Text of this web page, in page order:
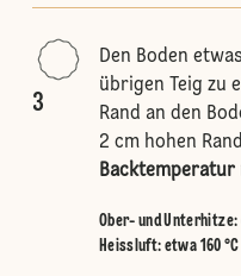
3
Den Boden
übrigen Teig zu
Rand an den
2 cm hohen
Backtemperatur
Ober- und Unterhitze:
Heissluft: etwa 160 °C